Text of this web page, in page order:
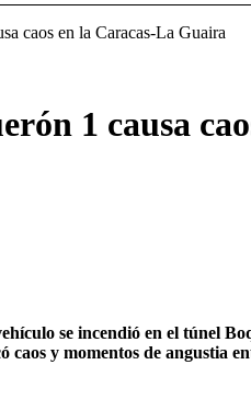
caos en la Caracas-La Guaira
1 causa
se incendió en el túnel
caos y momentos de angustia